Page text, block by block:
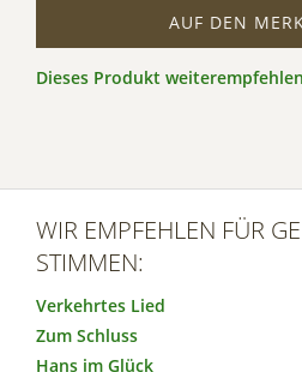
AUF DEN
Dieses Produkt weiterempfehlen
WIR EMPFEHLEN FÜR
STIMMEN:
Verkehrtes Lied
Zum Schluss
Hans im Glück